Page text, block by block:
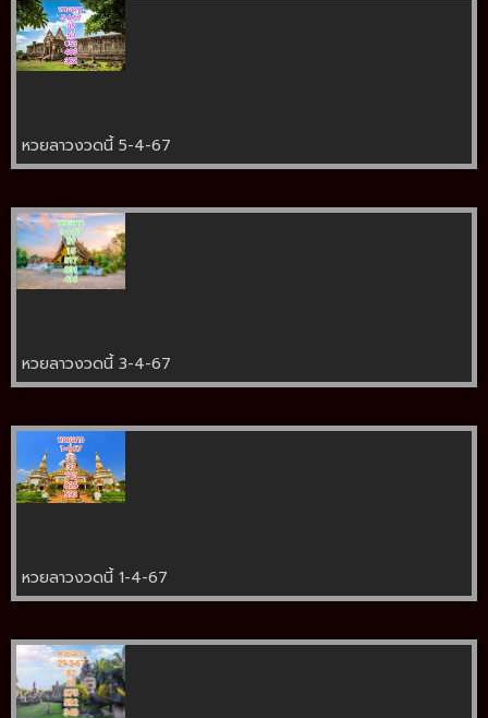
หวยลาวงวดนี้ 5-4-67
หวยลาวงวดนี้ 3-4-67
หวยลาวงวดนี้ 1-4-67